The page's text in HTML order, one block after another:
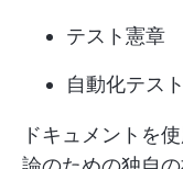
テスト憲章
自動化テス
ドキュメントを